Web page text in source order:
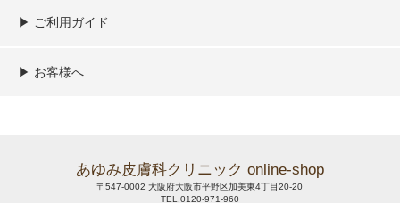
▶︎ ご利用ガイド
ご利用ガイド
決済／配送／送料について
取り扱い商品一覧
顧客情報の取扱について
特定商取引法の表記
▶︎ お客様へ
あゆみ皮膚科クリニック online-shop
〒547-0002 大阪府大阪市平野区加美東4丁目20-20
TEL.0120-971-960